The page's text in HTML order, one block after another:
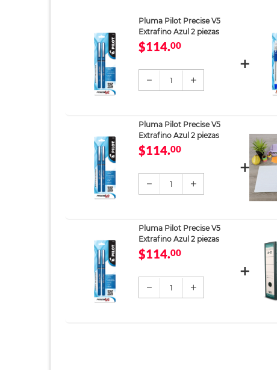
Pluma Pilot Precise V5
Extrafino Azul 2 piezas
$114.00
1
Pluma Pilot Precise V5
Extrafino Azul 2 piezas
$114.00
1
Pluma Pilot Precise V5
Extrafino Azul 2 piezas
$114.00
1